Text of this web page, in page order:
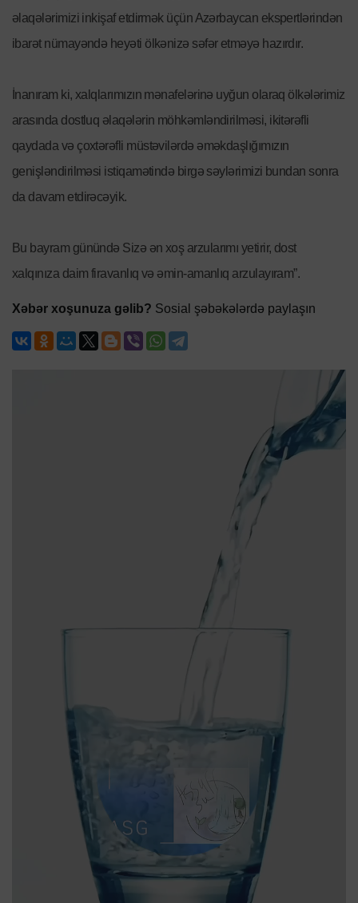
əlaqələrimizi inkişaf etdirmək üçün Azərbaycan ekspertlərindən
ibarət nümayəndə heyəti ölkənizə səfər etməyə hazırdır.
İnanıram ki, xalqlarımızın mənafelərinə uyğun olaraq ölkələrimiz
arasında dostluq əlaqələrin möhkəmləndirilməsi, ikitərəfli
qaydada və çoxtərəfli müstəvilərdə əməkdaşlığımızın
genişləndirilməsi istiqamətində birgə səylərimizi bundan sonra
da davam etdirəcəyik.
Bu bayram günündə Sizə ən xoş arzularımı yetirir, dost
xalqınıza daim firavanlıq və əmin-amanlıq arzulayıram”.
Xəbər xoşunuza gəlib? Sosial şəbəkələrdə paylaşın